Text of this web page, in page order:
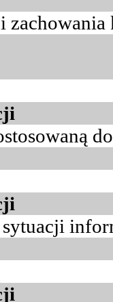
sytuacji